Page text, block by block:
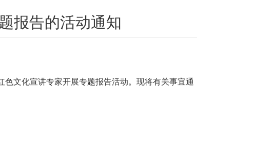
报告的活动通知
文化宣讲专家开展专题报告活动。现将有关事宜通